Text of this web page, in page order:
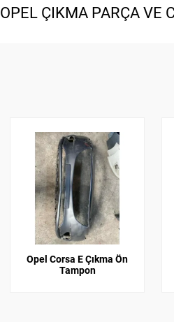
OPEL ÇIKMA PARÇA VE
Opel Corsa E Çıkma Ön
Tampon